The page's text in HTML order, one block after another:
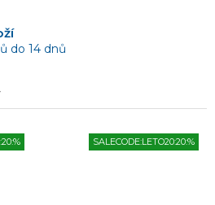
do 14 dnů
SALECODE:LETO20:20:%